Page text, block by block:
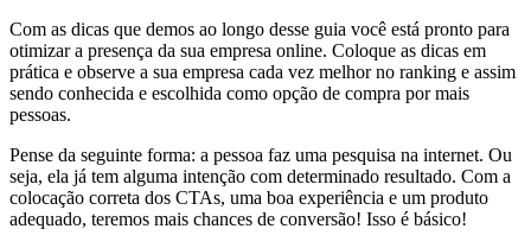
Com as dicas que demos ao longo desse guia você está pronto para
otimizar a presença da sua empresa online. Coloque as dicas em
prática e observe a sua empresa cada vez melhor no ranking e assim
sendo conhecida e escolhida como opção de compra por mais
pessoas.
Pense da seguinte forma: a pessoa faz uma pesquisa na internet. Ou
seja, ela já tem alguma intenção com determinado resultado. Com a
colocação correta dos CTAs, uma boa experiência e um produto
adequado, teremos mais chances de conversão! Isso é básico!